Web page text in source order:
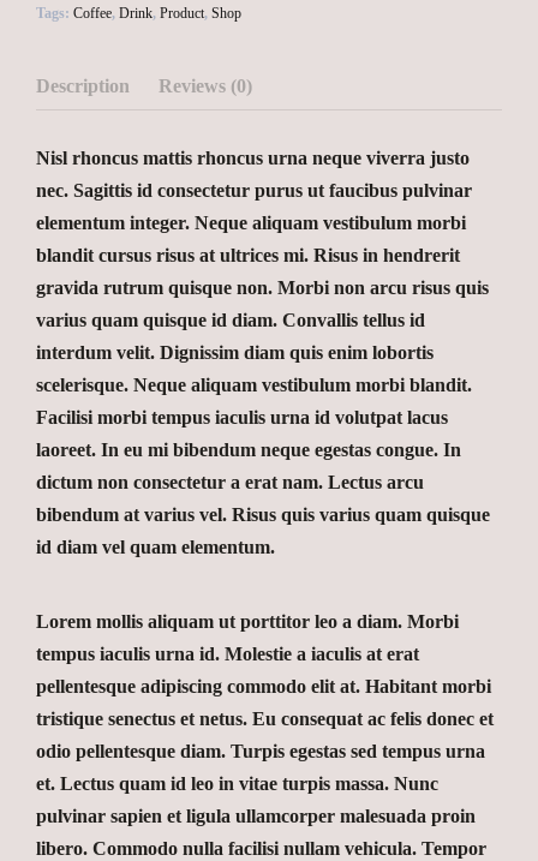
Tags: Coffee, Drink, Product, Shop
Description Reviews (0)
Nisl rhoncus mattis rhoncus urna neque viverra justo
nec. Sagittis id consectetur purus ut faucibus pulvinar
elementum integer. Neque aliquam vestibulum morbi
blandit cursus risus at ultrices mi. Risus in hendrerit
gravida rutrum quisque non. Morbi non arcu risus quis
varius quam quisque id diam. Convallis tellus id
interdum velit. Dignissim diam quis enim lobortis
scelerisque. Neque aliquam vestibulum morbi blandit.
Facilisi morbi tempus iaculis urna id volutpat lacus
laoreet. In eu mi bibendum neque egestas congue. In
dictum non consectetur a erat nam. Lectus arcu
bibendum at varius vel. Risus quis varius quam quisque
id diam vel quam elementum.
Lorem mollis aliquam ut porttitor leo a diam. Morbi
tempus iaculis urna id. Molestie a iaculis at erat
pellentesque adipiscing commodo elit at. Habitant morbi
tristique senectus et netus. Eu consequat ac felis donec et
odio pellentesque diam. Turpis egestas sed tempus urna
et. Lectus quam id leo in vitae turpis massa. Nunc
pulvinar sapien et ligula ullamcorper malesuada proin
libero. Commodo nulla facilisi nullam vehicula. Tempor